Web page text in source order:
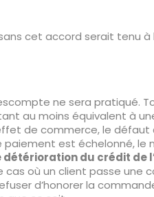
cet accord serait tenu à
ne sera pratiqué.
au moins équivalent à
de commerce, le
paiement est échelonné, le
détérioration du crédit de
cas où un client passe une
d’honorer la